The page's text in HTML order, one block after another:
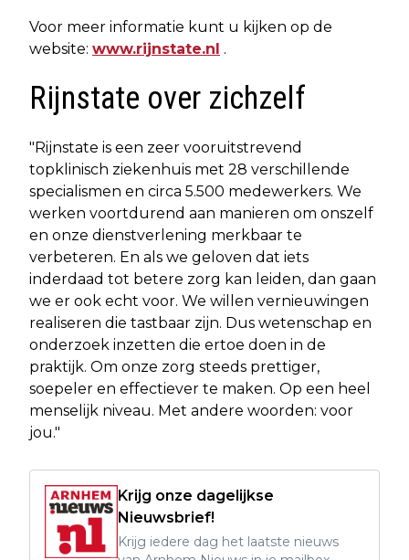
Voor meer informatie kunt u kijken op de
website: www.rijnstate.nl .
Rijnstate over zichzelf
"Rijnstate is een zeer vooruitstrevend
topklinisch ziekenhuis met 28 verschillende
specialismen en circa 5.500 medewerkers. We
werken voortdurend aan manieren om onszelf
en onze dienstverlening merkbaar te
verbeteren. En als we geloven dat iets
inderdaad tot betere zorg kan leiden, dan gaan
we er ook echt voor. We willen vernieuwingen
realiseren die tastbaar zijn. Dus wetenschap en
onderzoek inzetten die ertoe doen in de
praktijk. Om onze zorg steeds prettiger,
soepeler en effectiever te maken. Op een heel
menselijk niveau. Met andere woorden: voor
jou."
Krijg onze dagelijkse
Nieuwsbrief!
Krijg iedere dag het laatste nieuws